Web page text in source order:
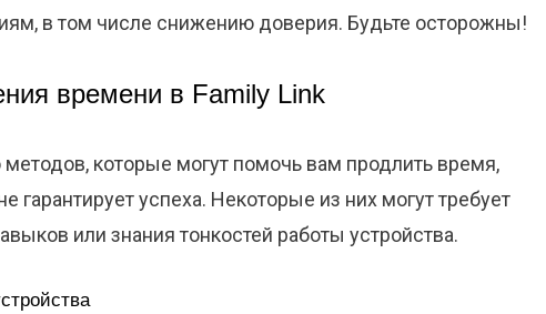
в том числе снижению доверия. Будьте осторожны!
времени в Family Link
которые могут помочь вам продлить время,
гарантирует успеха. Некоторые из них могут требует
или знания тонкостей работы устройства.